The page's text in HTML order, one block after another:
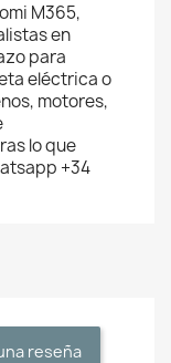
M365,
en
para
eléctrica o
motores,
lo que
+34
reseña